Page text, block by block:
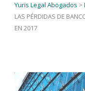
Yuris Legal Abogados >
LAS PÉRDIDAS DE
EN 2017